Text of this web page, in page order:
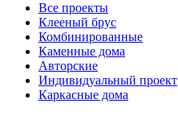
Все проекты
Клееный брус
Комбинированные
Каменные дома
Авторские
Индивидуальный проект
Каркасные дома